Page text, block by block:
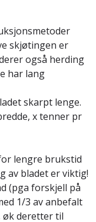
skjøtingen er
også herding
har lang
skarpt lenge.
x tenner pr
lengre brukstid
av bladet er viktig!
(pga forskjell på
1/3 av anbefalt
øk deretter til